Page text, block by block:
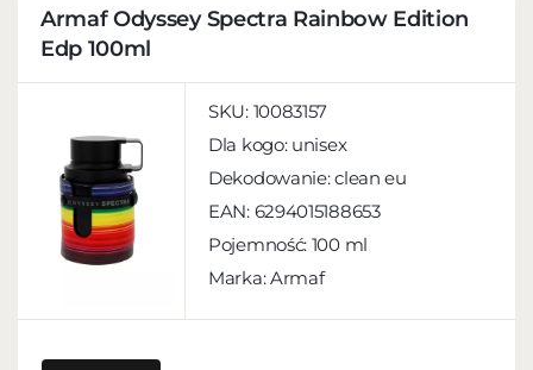
Armaf Odyssey Spectra Rainbow Edition
Edp 100ml
SKU: 10083157
Dla kogo: unisex
Dekodowanie:clean eu
EAN: 6294015188653
Pojemność: 100 ml
Marka: Armaf